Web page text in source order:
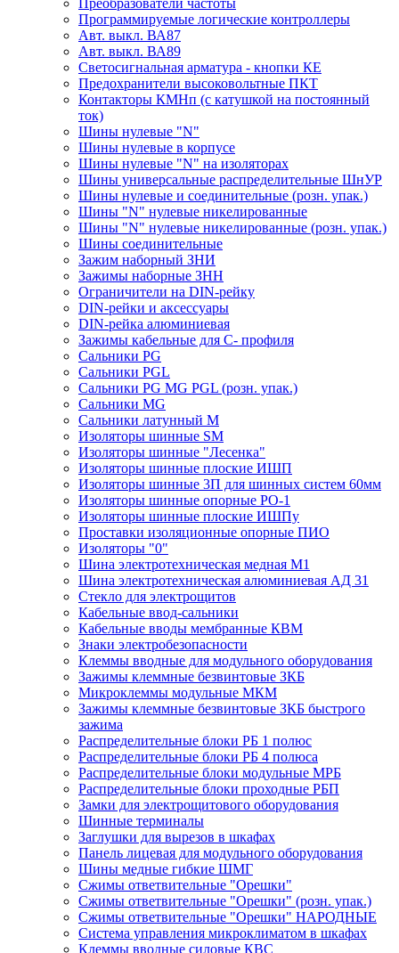
Преобразователи частоты
Программируемые логические контроллеры
Авт. выкл. ВА87
Авт. выкл. ВА89
Светосигнальная арматура - кнопки КЕ
Предохранители высоковольтные ПКТ
Контакторы КМНп (с катушкой на постоянный
ток)
Шины нулевые "N"
Шины нулевые в корпусе
Шины нулевые "N" на изоляторах
Шины универсальные распределительные ШнУР
Шины нулевые и соединительные (розн. упак.)
Шины "N" нулевые никелированные
Шины "N" нулевые никелированные (розн. упак.)
Шины соединительные
Зажим наборный ЗНИ
Зажимы наборные ЗНН
Ограничители на DIN-рейку
DIN-рейки и аксессуары
DIN-рейка алюминиевая
Зажимы кабельные для С- профиля
Сальники PG
Сальники PGL
Сальники PG MG PGL (розн. упак.)
Сальники MG
Сальники латунный M
Изоляторы шинные SM
Изоляторы шинные "Лесенка"
Изоляторы шинные плоские ИШП
Изоляторы шинные 3П для шинных систем 60мм
Изоляторы шинные опорные PO-1
Изоляторы шинные плоские ИШПу
Проставки изоляционные опорные ПИО
Изоляторы "0"
Шина электротехническая медная М1
Шина электротехническая алюминиевая АД 31
Стекло для электрощитов
Кабельные ввод-сальники
Кабельные вводы мембранные КВМ
Знаки электробезопасности
Клеммы вводные для модульного оборудования
Зажимы клеммные безвинтовые ЗКБ
Микроклеммы модульные МКМ
Зажимы клеммные безвинтовые ЗКБ быстрого
зажима
Распределительные блоки РБ 1 полюс
Распределительные блоки РБ 4 полюса
Распределительные блоки модульные МРБ
Распределительные блоки проходные РБП
Замки для электрощитового оборудования
Шинные терминалы
Заглушки для вырезов в шкафах
Панель лицевая для модульного оборудования
Шины медные гибкие ШМГ
Сжимы ответвительные "Орешки"
Сжимы ответвительные "Орешки" (розн. упак.)
Сжимы ответвительные "Орешки" НАРОДНЫЕ
Система управления микроклиматом в шкафах
Клеммы вводные силовые КВС